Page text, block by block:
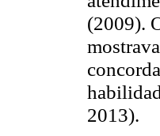
(2009).
2013).